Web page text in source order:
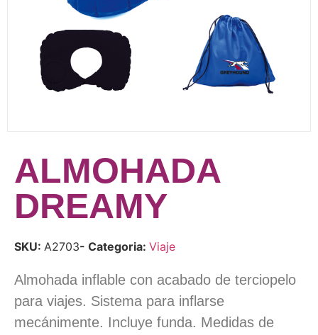
ALMOHADA
DREAMY
SKU: A2703- Categoria: Viaje
Almohada inflable con acabado de terciopelo
para viajes. Sistema para inflarse
mecánimente. Incluye funda. Medidas de